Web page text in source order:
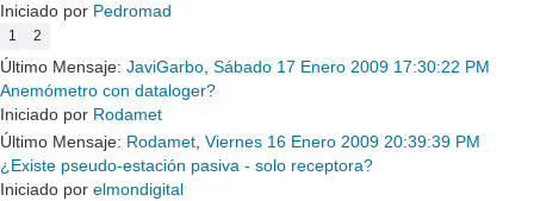
Iniciado por Pedromad
1 2
Último Mensaje: JaviGarbo Sábado 17 Enero 2009 17:30:22 PM
Anemómetro con dataloger?
Iniciado por Rodamet
Último Mensaje: Rodamet, Viernes 16 Enero 2009 20:39:39 PM
¿Existe pseudo-estación pasiva - solo receptora?
Iniciado por elmondigital